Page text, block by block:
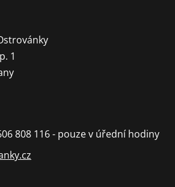
1
808 116 - pouze v úřední hodiny